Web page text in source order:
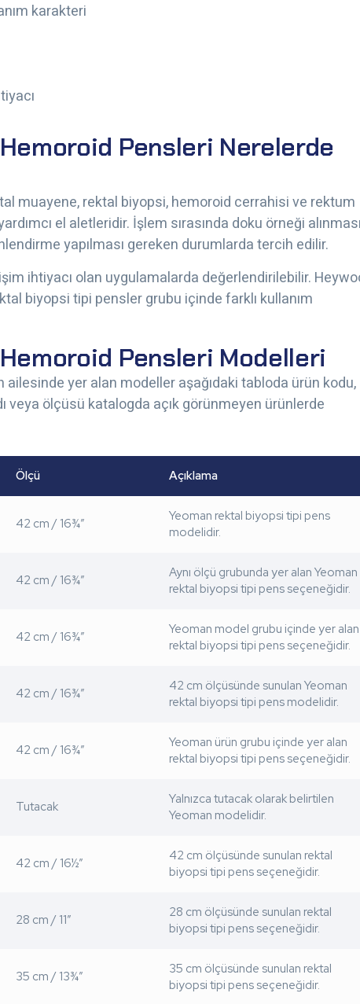
karakteri
Pensleri Nerelerde
muayene, rektal biyopsi, hemoroid cerrahisi ve rektum
el aletleridir. İşlem sırasında doku örneği
yapılması gereken durumlarda tercih edilir.
ihtiyacı olan uygulamalarda değerlendirilebilir.
biyopsi tipi pensler grubu içinde farklı kullanım
Pensleri Modelleri
yer alan modeller aşağıdaki tabloda ürün kodu,
veya ölçüsü katalogda açık görünmeyen ürünlerde
Ölçü Açıklama
42 cm / 16¾”
Yeoman rektal biyopsi tipi pens
modelidir.
42 cm / 16¾”
Aynı ölçü grubunda yer alan Yeoman
rektal biyopsi tipi pens seçeneğidir.
42 cm / 16¾”
Yeoman model grubu içinde yer alan
rektal biyopsi tipi pens seçeneğidir.
42 cm / 16¾”
42 cm ölçüsünde sunulan Yeoman
rektal biyopsi tipi pens modelidir.
42 cm / 16¾”
Yeoman ürün grubu içinde yer alan
rektal biyopsi tipi pens seçeneğidir.
Tutacak
Yalnızca tutacak olarak belirtilen
Yeoman modelidir.
42 cm / 16½”
42 cm ölçüsünde sunulan rektal
biyopsi tipi pens seçeneğidir.
28 cm / 11”
28 cm ölçüsünde sunulan rektal
biyopsi tipi pens seçeneğidir.
35 cm / 13¾”
35 cm ölçüsünde sunulan rektal
biyopsi tipi pens seçeneğidir.